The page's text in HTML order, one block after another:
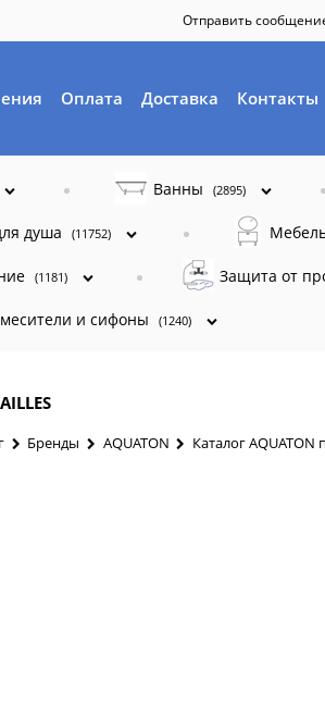
Отправить
Оплата Доставка Контакты
Ванны (2895)
душа (11752)
(1181) Защита от
и сифоны (1240)
Бренды AQUATON Каталог